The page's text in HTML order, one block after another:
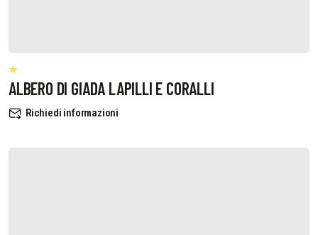
ALBERO DI GIADA LAPILLI E CORALLI
Richiedi informazioni